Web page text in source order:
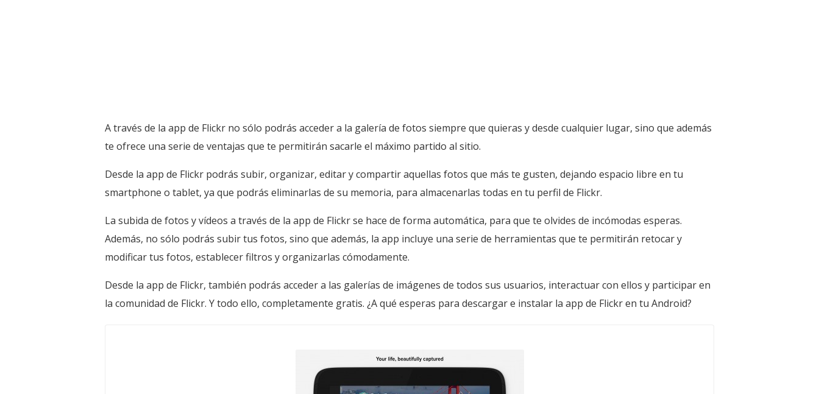
A través de la app de Flickr no sólo podrás acceder a la galería de fotos siempre que quieras y desde cualquier lugar, sino que además
te ofrece una serie de ventajas que te permitirán sacarle el máximo partido al sitio.
Desde la app de Flickr podrás subir, organizar, editar y compartir aquellas fotos que más te gusten, dejando espacio libre en tu
smartphone o tablet, ya que podrás eliminarlas de su memoria, para almacenarlas todas en tu perfil de Flickr.
La subida de fotos y vídeos a través de la app de Flickr se hace de forma automática, para que te olvides de incómodas esperas.
Además, no sólo podrás subir tus fotos, sino que además, la app incluye una serie de herramientas que te permitirán retocar y
modificar tus fotos, establecer filtros y organizarlas cómodamente.
Desde la app de Flickr, también podrás acceder a las galerías de imágenes de todos sus usuarios, interactuar con ellos y participar en
la comunidad de Flickr. Y todo ello, completamente gratis. ¿A qué esperas para descargar e instalar la app de Flickr en tu Android?